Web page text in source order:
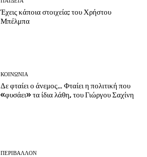
Έχεις κάποια στοιχεία; του Χρήστου
Μπέλμπα
ΚΟΙΝΩΝΙΑ
Δε φταίει ο άνεμος… Φταίει η πολιτική που
«φυσάει» τα ίδια λάθη, του Γιώργου Σαχίνη
ΠΕΡΙΒΆΛΛΟΝ